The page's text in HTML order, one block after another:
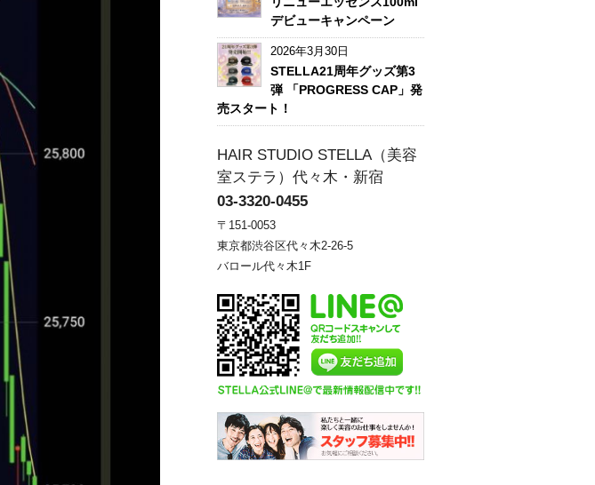
デビューキャンペーン
2026年3月30日
STELLA21周年グッズ第3
弾 「PROGRESS CAP」発
売スタート！
HAIR STUDIO STELLA（美容
室ステラ）代々木・新宿
03-3320-0455
〒151-0053
東京都渋谷区代々木2-26-5
バロール代々木1F